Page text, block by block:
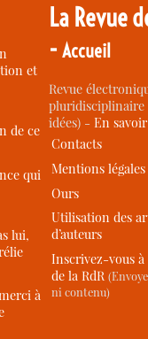
et
de ce
qui
lui,
à
La Revue
-Accueil
Revue
idées) -En
Contacts
Mentions légales
Ours
Utilisation des
d’auteurs
Inscrivez-vous
de la RdR
ni contenu)